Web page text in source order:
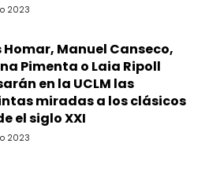
2023
Homar, Manuel Canseco,
Pimenta o Laia Ripoll
en la UCLM las
miradas a los clásicos
el siglo XXI
2023